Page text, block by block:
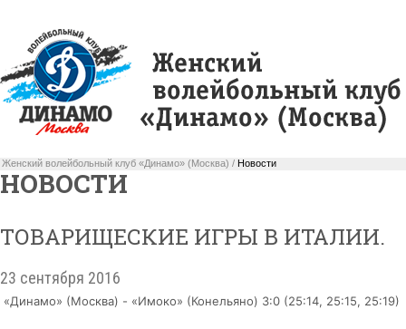
Женский волейбольный клуб «Динамо» (Москва) / Новости
НОВОСТИ
ТОВАРИЩЕСКИЕ ИГРЫ В ИТАЛИИ.
23 сентября 2016
«Динамо» (Москва) - «Имоко» (Конельяно) 3:0 (25:14, 25:15, 25:19)